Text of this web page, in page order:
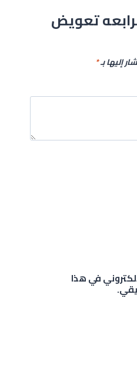
تعويض
إليها بـ*
في هذا